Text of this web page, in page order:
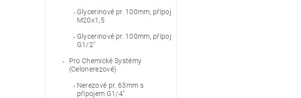
Glycerinové pr. 100mm, přípoj
M20x1,5
Glycerinové pr. 100mm, přípoj
G1/2"
Pro Chemické Systémy
(Celonerezové)
Nerezové pr. 63mm s
přípojem G1/4"